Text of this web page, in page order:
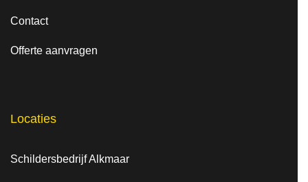
Contact
Offerte aanvragen
Locaties
Schildersbedrijf Alkmaar